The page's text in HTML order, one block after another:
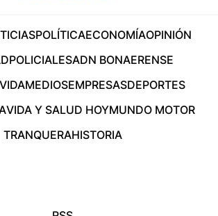
POLÍTICAECONOMÍAOPINIÓN
POLICIALESADN BONAERENSE
MEDIOSEMPRESASDEPORTES
VIDA Y SALUD HOYMUNDO MOTOR
TRANQUERAHISTORIA